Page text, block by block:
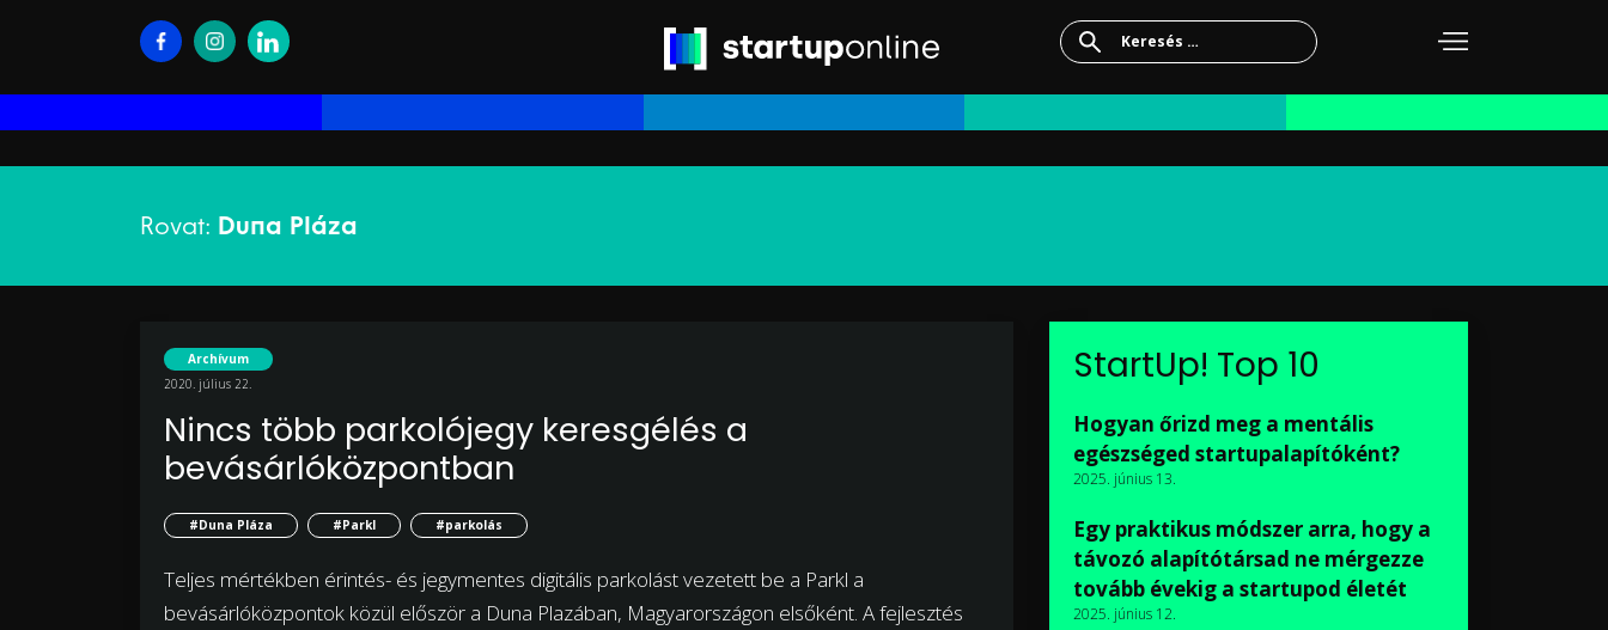
Keresés:
Rovat: Duna Pláza
Archívum
2020. július 22.
Nincs több parkolójegy keresgélés a
bevásárlóközpontban
#Duna Pláza #Parkl #parkolás
Teljes mértékben érintés- és jegymentes digitális parkolást vezetett be a Parkl a
bevásárlóközpontok közül először a Duna Plazában, Magyarországon elsőként. A fejlesztés
StartUp! Top 10
Hogyan őrizd meg a mentális
egészséged startupalapítóként?
2025. június 13.
Egy praktikus módszer arra, hogy a
távozó alapítótársad ne mérgezze
tovább évekig a startupod életét
2025. június 12.